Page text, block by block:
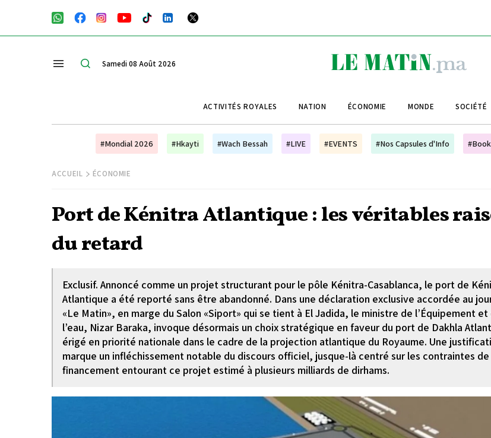
Samedi 08 Août 2026
ACTIVITÉS ROYALES NATION ÉCONOMIE MONDE SOCIÉTÉ
#Mondial 2026 #Hkayti #Wach Bessah #LIVE #EVENTS #Nos Capsules d'Info
ACCUEIL ÉCONOMIE
Port de Kénitra Atlantique : les véritables
du retard
Exclusif. Annoncé comme un projet structurant pour le pôle Kénitra-Casablanca, le port de
Atlantique a été reporté sans être abandonné. Dans une déclaration exclusive accordée au
«Le Matin», en marge du Salon «Siport» qui se tient à El Jadida, le ministre de l’Équipement et
l’eau, Nizar Baraka, invoque désormais un choix stratégique en faveur du port de Dakhla
érigé en priorité nationale dans le cadre de la projection atlantique du Royaume. Une
marque un infléchissement notable du discours officiel, jusque-là centré sur les contraintes de
financement entourant ce projet estimé à plusieurs milliards de dirhams.